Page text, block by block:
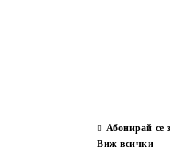
Абонирай се
Виж всички